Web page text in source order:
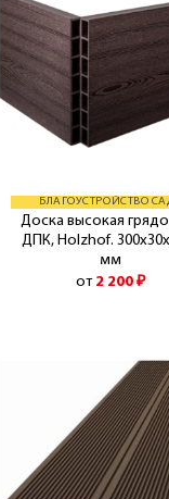
БЛАГОУСТРОЙСТВО
Доска высокая
ДПК, Holzhof.
мм
от 2 200₽